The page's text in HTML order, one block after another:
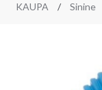
KAUPA
/ Sinine